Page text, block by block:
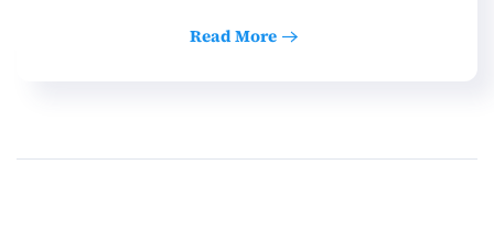
Read More